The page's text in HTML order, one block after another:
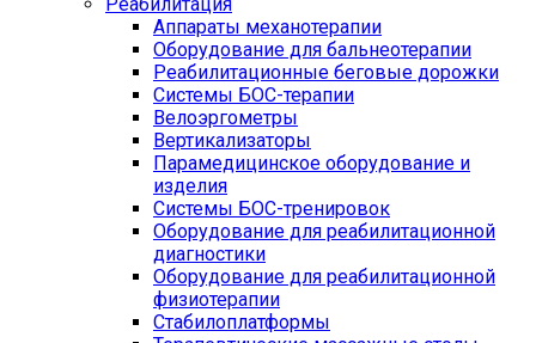
Аппараты механотерапии
Оборудование для бальнеотерапии
Реабилитационные беговые дорожки
Системы БОС-терапии
Велоэргометры
Вертикализаторы
Парамедицинское оборудование и
изделия
Системы БОС-тренировок
Оборудование для реабилитационной
диагностики
Оборудование для реабилитационной
физиотерапии
Стабилоплатформы